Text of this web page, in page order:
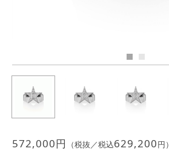
572,000円 （税抜／税込629,200円）
OTHER